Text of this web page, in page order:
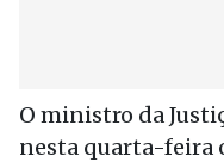
O ministro da
nesta quarta-feira